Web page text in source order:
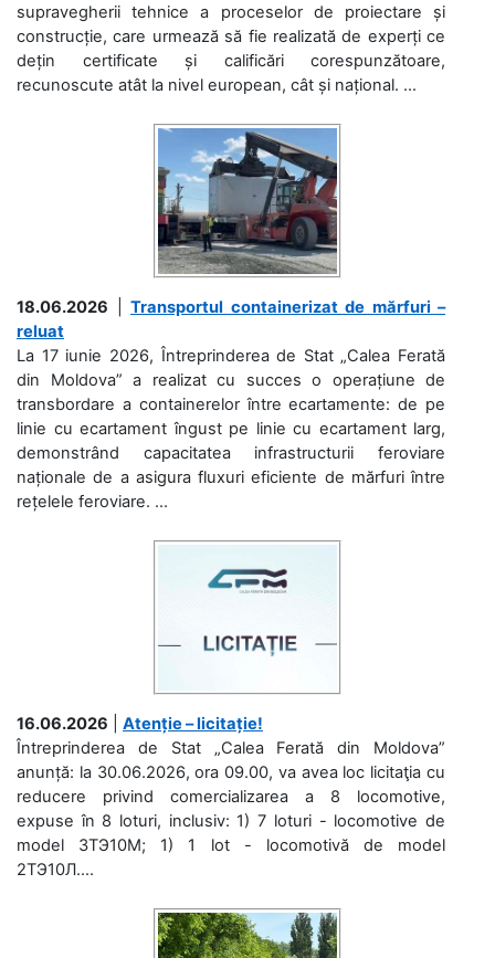
supravegherii tehnice a proceselor de proiectare și
construcție, care urmează să fie realizată de experți ce
dețin certificate și calificări corespunzătoare,
recunoscute atât la nivel european, cât și național. ...
18.06.2026
Transportul containerizat de mărfuri –
reluat
La 17 iunie 2026, Întreprinderea de Stat „Calea Ferată
din Moldova” a realizat cu succes o operațiune de
transbordare a containerelor între ecartamente: de pe
linie cu ecartament îngust pe linie cu ecartament larg,
demonstrând capacitatea infrastructurii feroviare
naționale de a asigura fluxuri eficiente de mărfuri între
rețelele feroviare. ...
16.06.2026
Atenție – licitație!
Întreprinderea de Stat „Calea Ferată din Moldova”
anunță: la 30.06.2026, ora 09.00, va avea loc licitaţia cu
reducere privind comercializarea a 8 locomotive,
expuse în 8 loturi, inclusiv: 1) 7 loturi - locomotive de
model 3ТЭ10М; 1) 1 lot - locomotivă de model
2ТЭ10Л....